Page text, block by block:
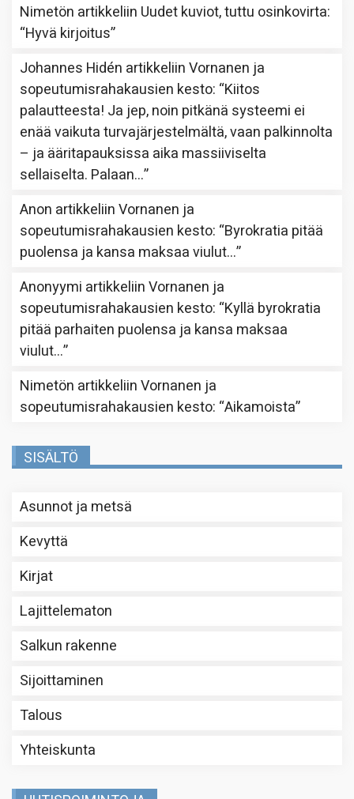
Nimetön artikkeliin Uudet kuviot, tuttu osinkovirta:
“Hyvä kirjoitus”
Johannes Hidén artikkeliinVornanen ja
sopeutumisrahakausien kesto: “Kiitos
palautteesta! Ja jep, noin pitkänä systeemi ei
enää vaikuta turvajärjestelmältä, vaan palkinnolta
– ja ääritapauksissa aika massiiviselta
sellaiselta. Palaan…”
Anon artikkeliinVornanen ja
sopeutumisrahakausien kesto: “Byrokratia pitää
puolensa ja kansa maksaa viulut…”
Anonyymi artikkeliinVornanen ja
sopeutumisrahakausien kesto: “Kyllä byrokratia
pitää parhaiten puolensa ja kansa maksaa
viulut…”
Nimetön artikkeliinVornanen ja
sopeutumisrahakausien kesto: “Aikamoista”
SISÄLTÖ
Asunnot ja metsä
Kevyttä
Kirjat
Lajittelematon
Salkun rakenne
Sijoittaminen
Talous
Yhteiskunta